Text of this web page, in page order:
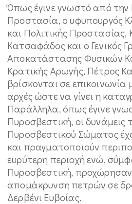
Όπως έγινε γνωστό από την
Προστασία, ο υφυπουργός
και Πολιτικής
Κατσαφάδος και ο Γενικός
Αποκατάστασης Φυσικών
Κρατικής Αρωγής, Πέτρος
βρίσκονται σε επικοινωνία
αρχές ώστε να γίνει η
Παράλληλα, όπως έγινε
Πυροσβεστική, οι δυνάμεις
Πυροσβεστικού Σώματος
και πραγματοποιούν
ευρύτερη περιοχή ενώ,
Πυροσβεστική,
απομάκρυνση πετρών σε
Δερβένι Ευβοίας.